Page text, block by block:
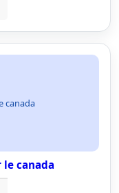
canada
le canada